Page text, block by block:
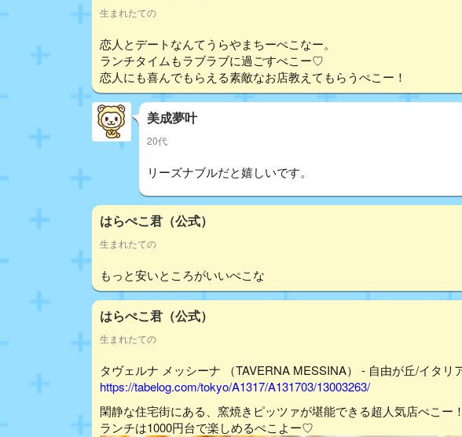
生まれたての
恋人とデートなんてうらやまちーぺこなー。
ランチタイムもラブラブに過ごすぺこー♡
恋人にも喜んでもらえる素敵なお店教えてもらうぺこー！
美成夢叶
20代
リーズナブルだと嬉しいです。
はらぺこ君（公式）
生まれたての
もっと安いところがいいぺこな
はらぺこ君（公式）
生まれたての
タヴェルナ メッシーナ （TAVERNA MESSINA） - 自由が丘/イタリ
https://tabelog.com/tokyo/A1317/A131703/13003263/
閑静な住宅街にある、窯焼きピッツァが堪能できる超人気店ぺこー！
ランチは1000円台で楽しめるぺこよー♡